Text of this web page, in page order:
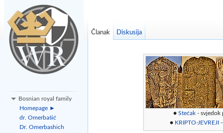
●Stećak - svjedok
● KRIPTO-JEVREJI
Članak Diskusija
Bosnian royal family
Homepage ►
dr. Omerbašić
Dr. Omerbashich